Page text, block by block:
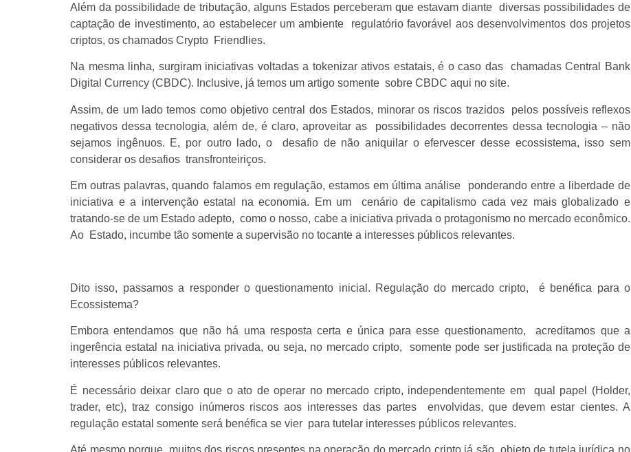
Além da possibilidade de tributação, alguns Estados perceberam que estavam diante diversas possibilidades de
captação de investimento, ao estabelecer um ambiente regulatório favorável aos desenvolvimentos dos projetos
criptos, os chamados Crypto Friendlies.
Na mesma linha, surgiram iniciativas voltadas a tokenizar ativos estatais, é o caso das chamadas Central Bank
Digital Currency (CBDC). Inclusive, já temos um artigo somente sobre CBDC aqui no site.
Assim, de um lado temos como objetivo central dos Estados, minorar os riscos trazidos pelos possíveis reflexos
negativos dessa tecnologia, além de, é claro, aproveitar as possibilidades decorrentes dessa tecnologia – não
sejamos ingênuos. E, por outro lado, o desafio de não aniquilar o efervescer desse ecossistema, isso sem
considerar os desafios transfronteiriços.
Em outras palavras, quando falamos em regulação, estamos em última análise ponderando entre a liberdade de
iniciativa e a intervenção estatal na economia. Em um cenário de capitalismo cada vez mais globalizado e
tratando-se de um Estado adepto, como o nosso, cabe a iniciativa privada o protagonismo no mercado econômico.
Ao Estado, incumbe tão somente a supervisão no tocante a interesses públicos relevantes.
Dito isso, passamos a responder o questionamento inicial. Regulação do mercado cripto, é benéfica para o
Ecossistema?
Embora entendamos que não há uma resposta certa e única para esse questionamento, acreditamos que a
ingerência estatal na iniciativa privada, ou seja, no mercado cripto, somente pode ser justificada na proteção de
interesses públicos relevantes.
É necessário deixar claro que o ato de operar no mercado cripto, independentemente em qual papel (Holder,
trader, etc), traz consigo inúmeros riscos aos interesses das partes envolvidas, que devem estar cientes. A
regulação estatal somente será benéfica se vier para tutelar interesses públicos relevantes.
Até mesmo porque, muitos dos riscos presentes na operação do mercado cripto já são objeto de tutela jurídica no